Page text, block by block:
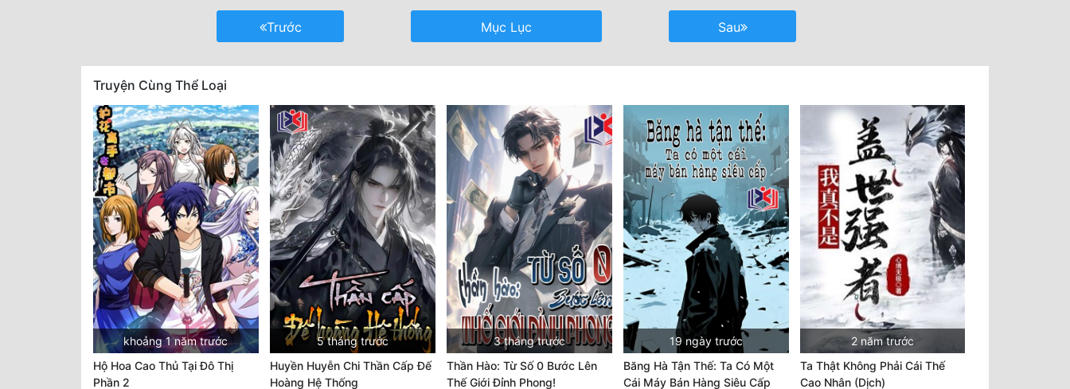
Trước Mục Lục Sau
Truyện Cùng Thể Loại
khoảng 1 năm trước
Hộ Hoa Cao Thủ Tại Đô Thị
Phần 2
5 tháng trước
Huyền Huyễn Chi Thần Cấp Đế
Hoàng Hệ Thống
3 tháng trước
Thần Hào: Từ Số 0 Bước Lên
Thế Giới Đỉnh Phong!
19 ngày trước
Băng Hà Tận Thế: Ta Có Một
Cái Máy Bán Hàng Siêu Cấp
2 năm trước
Ta Thật Không Phải Cái Thế
Cao Nhân (Dịch)